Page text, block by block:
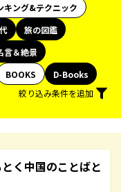
キング&テクニック
旅の図鑑
言＆絶景
BOOKS
D-Books
絞り込み条件を追加
く中国のことばと